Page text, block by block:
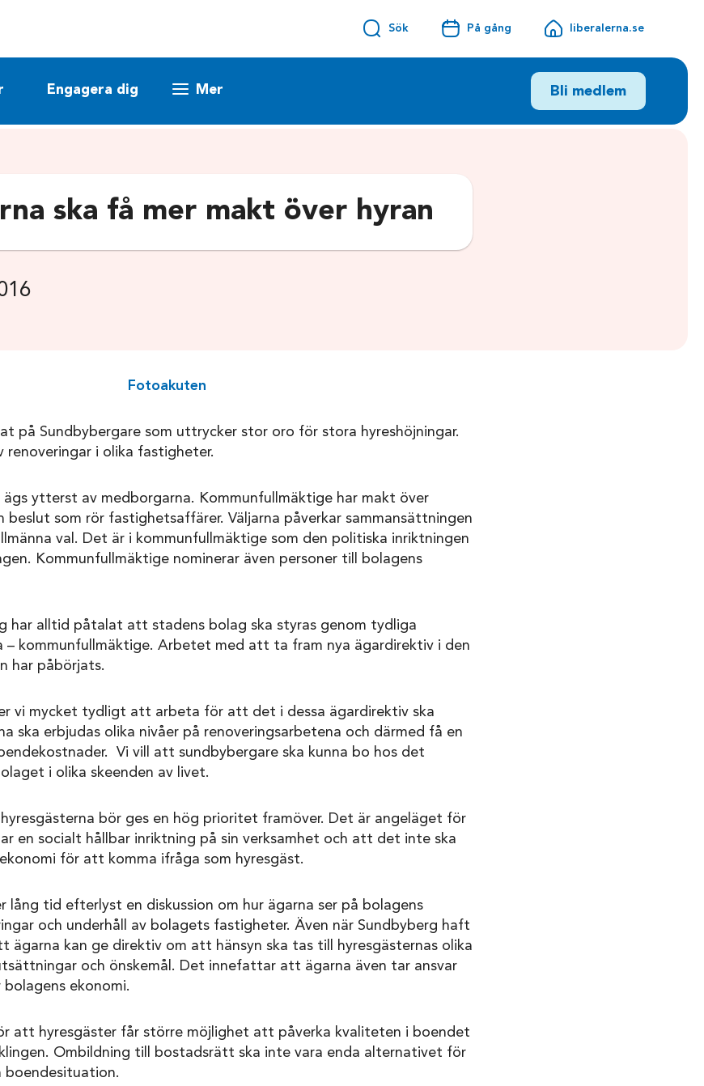
Sök På gång liberalerna.se
Engagera dig Mer Bli medlem
ska få mer makt över hyran
på Sundbybergare som uttrycker stor oro för stora hyreshöjningar.
renoveringar i olika fastigheter.
ägs ytterst av medborgarna. Kommunfullmäktige har makt över
beslut som rör fastighetsaffärer. Väljarna påverkar sammansättningen
val. Det är i kommunfullmäktige som den politiska inriktningen
Kommunfullmäktige nominerar även personer till bolagens
har alltid påtalat att stadens bolag ska styras genom tydliga
– kommunfullmäktige. Arbetet med att ta fram nya ägardirektiv i den
har påbörjats.
vi mycket tydligt att arbeta för att det i dessa ägardirektiv ska
ska erbjudas olika nivåer på renoveringsarbetena och därmed få en
Vi vill att sundbybergare ska kunna bo hos det
i olika skeenden av livet.
bör ges en hög prioritet framöver. Det är angeläget för
en socialt hållbar inriktning på sin verksamhet och att det inte ska
för att komma ifråga som hyresgäst.
lång tid efterlyst en diskussion om hur ägarna ser på bolagens
och underhåll av bolagets fastigheter. Även när Sundbyberg haft
ägarna kan ge direktiv om att hänsyn ska tas till hyresgästernas olika
och önskemål. Det innefattar att ägarna även tar ansvar
ekonomi.
att hyresgäster får större möjlighet att påverka kvaliteten i boendet
Ombildning till bostadsrätt ska inte vara enda alternativet för
boendesituation.